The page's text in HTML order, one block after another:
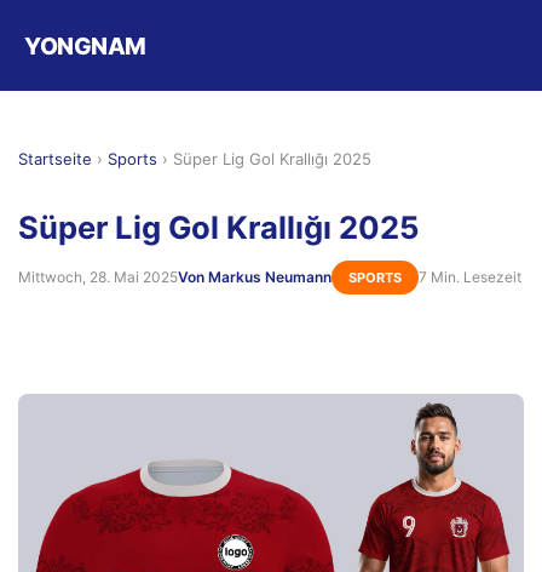
YONGNAM
Startseite › Sports › Süper Lig Gol Krallığı 2025
Süper Lig Gol Krallığı 2025
Mittwoch, 28. Mai 2025Von Markus Neumann SPORTS 7 Min. Lesezeit